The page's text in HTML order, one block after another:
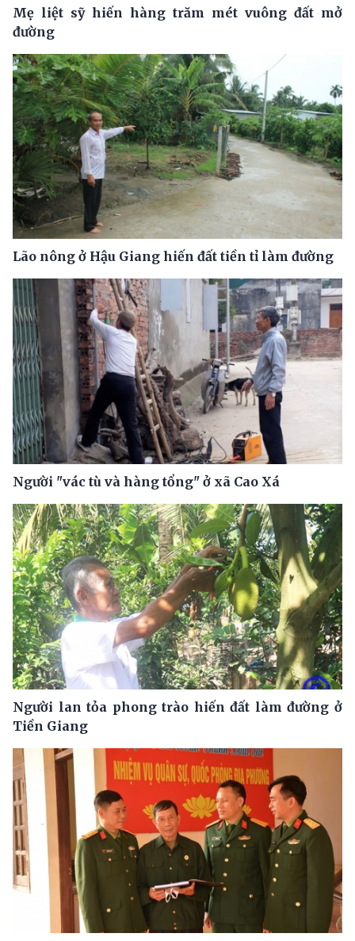
Mẹ liệt sỹ hiến hàng trăm mét vuông đất mở
đường
Lão nông ở Hậu Giang hiến đất tiền tỉ làm đường
Người "vác tù và hàng tổng" ở xã Cao Xá
Người lan tỏa phong trào hiến đất làm đường ở
Tiền Giang